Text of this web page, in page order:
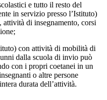
e tutto il resto del
in servizio presso l’Istituto)
di insegnamento, corsi
con attività di mobilità di
dalla scuola di invio può
con i propri coetanei in un
o altre persone
durata dell’attività.